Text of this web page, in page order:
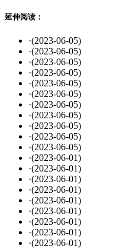
延伸阅读：
·(2023-06-05)
·(2023-06-05)
·(2023-06-05)
·(2023-06-05)
·(2023-06-05)
·(2023-06-05)
·(2023-06-05)
·(2023-06-05)
·(2023-06-05)
·(2023-06-05)
·(2023-06-05)
·(2023-06-01)
·(2023-06-01)
·(2023-06-01)
·(2023-06-01)
·(2023-06-01)
·(2023-06-01)
·(2023-06-01)
·(2023-06-01)
·(2023-06-01)